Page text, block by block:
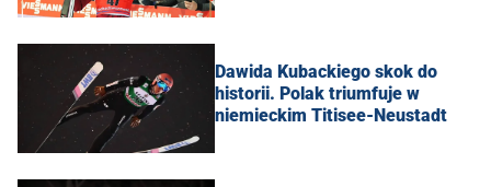
Dawida Kubackiego skok do
historii. Polak triumfuje w
niemieckim Titisee-Neustadt